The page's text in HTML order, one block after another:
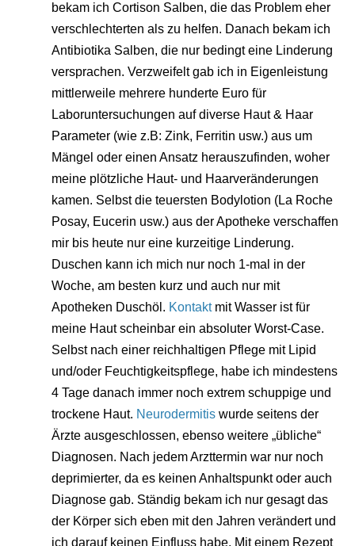
bekam ich Cortison Salben, die das Problem eher
verschlechterten als zu helfen. Danach bekam ich
Antibiotika Salben, die nur bedingt eine Linderung
versprachen. Verzweifelt gab ich in Eigenleistung
mittlerweile mehrere hunderte Euro für
Laboruntersuchungen auf diverse Haut & Haar
Parameter (wie z.B: Zink, Ferritin usw.) aus um
Mängel oder einen Ansatz herauszufinden, woher
meine plötzliche Haut- und Haarveränderungen
kamen. Selbst die teuersten Bodylotion (La Roche
Posay, Eucerin usw.) aus der Apotheke verschaffen
mir bis heute nur eine kurzeitige Linderung.
Duschen kann ich mich nur noch 1-mal in der
Woche, am besten kurz und auch nur mit
Apotheken Duschöl. Kontaktmit Wasser ist für
meine Haut scheinbar ein absoluter Worst-Case.
Selbst nach einer reichhaltigen Pflege mit Lipid
und/oder Feuchtigkeitspflege, habe ich mindestens
4 Tage danach immer noch extrem schuppige und
trockene Haut. Neurodermitis wurde seitens der
Ärzte ausgeschlossen, ebenso weitere „übliche“
Diagnosen. Nach jedem Arzttermin war nur noch
deprimierter, da es keinen Anhaltspunkt oder auch
Diagnose gab. Ständig bekam ich nur gesagt das
der Körper sich eben mit den Jahren verändert und
ich darauf keinen Einfluss habe. Mit einem Rezept